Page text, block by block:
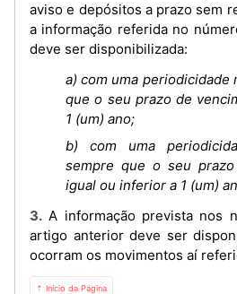
aviso e depósitos a prazo sem
a informação referida no
deve ser disponibilizada:
a) com uma periodicidade
que o seu prazo de
1 (um) ano;
b) com uma
sempre que o seu
igual ou inferior a 1 (um)
3. A informação prevista nos números 2, 3 e 4 do
artigo anterior deve ser
ocorram os movimentos aí
⇡ Início da Página